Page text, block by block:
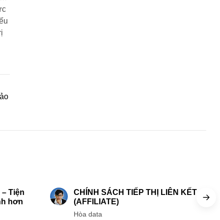
Tiện
hơn
CHÍNH SÁCH TIẾP THỊ LIÊN KẾT
(AFFILIATE)
Hòa data